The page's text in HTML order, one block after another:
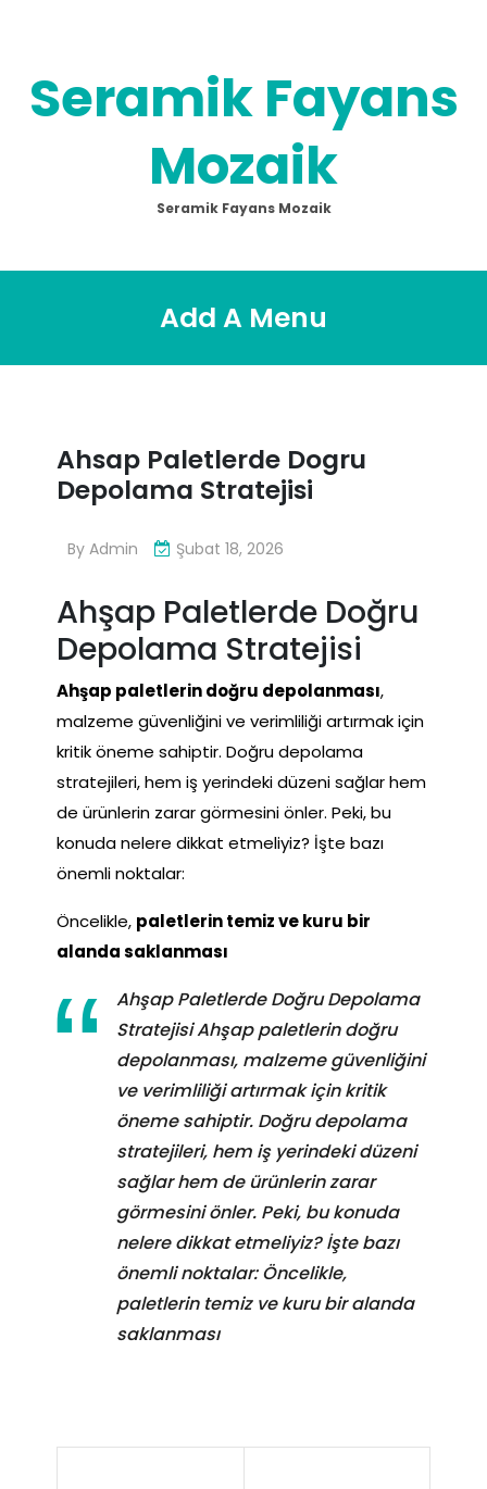
Seramik Fayans
Mozaik
Seramik Fayans Mozaik
Add A Menu
Ahsap Paletlerde Dogru
Depolama Stratejisi
By Admin Şubat 18, 2026
Ahşap Paletlerde Doğru
Depolama Stratejisi
Ahşap paletlerin doğru depolanması,
malzeme güvenliğini ve verimliliği artırmak için
kritik öneme sahiptir. Doğru depolama
stratejileri, hem iş yerindeki düzeni sağlar hem
de ürünlerin zarar görmesini önler. Peki, bu
konuda nelere dikkat etmeliyiz? İşte bazı
önemli noktalar:
Öncelikle, paletlerin temiz ve kuru bir
alanda saklanması
Ahşap Paletlerde Doğru Depolama
Stratejisi Ahşap paletlerin doğru
depolanması, malzeme güvenliğini
ve verimliliği artırmak için kritik
öneme sahiptir. Doğru depolama
stratejileri, hem iş yerindeki düzeni
sağlar hem de ürünlerin zarar
görmesini önler. Peki, bu konuda
nelere dikkat etmeliyiz? İşte bazı
önemli noktalar: Öncelikle,
paletlerin temiz ve kuru bir alanda
saklanması